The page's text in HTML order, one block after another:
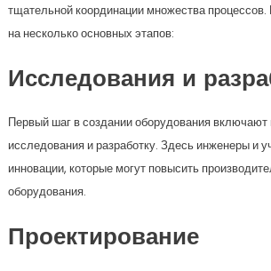
тщательной координации множества
на несколько основных этапов:
Исследования и
Первый шаг в создании оборудования
исследования и разработку. Здесь инженеры и
инновации, которые могут повысить
оборудования.
Проектирование